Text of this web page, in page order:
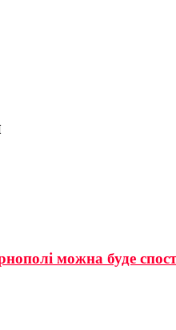
можна буде